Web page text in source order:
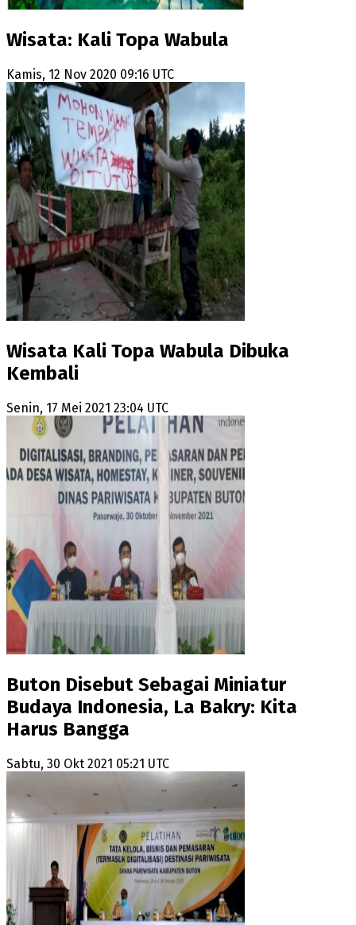
Wisata: Kali Topa Wabula
Kamis, 12 Nov 2020 09:16 UTC
Wisata Kali Topa Wabula Dibuka
Kembali
Senin, 17 Mei 2021 23:04 UTC
Buton Disebut Sebagai Miniatur
Budaya Indonesia, La Bakry: Kita
Harus Bangga
Sabtu, 30 Okt 2021 05:21 UTC